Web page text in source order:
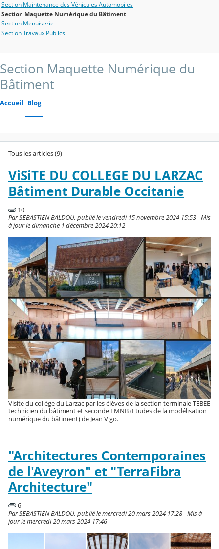
Section Maintenance des Véhicules Automobiles
Section Maquette Numérique du Bâtiment
Section Menuiserie
Section Travaux Publics
Section Maquette Numérique du
Bâtiment
Accueil Blog
Tous les articles (9)
ViSiTE DU COLLEGE DU LARZAC
Bâtiment Durable Occitanie
10
Par SEBASTIEN BALDOU, publié le vendredi 15 novembre 2024 15:53 - Mis
à jour le dimanche 1 décembre 2024 20:12
Visite du collège du Larzac par les élèves de la section terminale TEBEE
technicien du bâtiment et seconde EMNB (Etudes de la modélisation
numérique du bâtiment) de Jean Vigo.
"Architectures Contemporaines
de l'Aveyron" et "TerraFibra
Architecture"
6
Par SEBASTIEN BALDOU, publié le mercredi 20 mars 2024 17:28 - Mis à
jour le mercredi 20 mars 2024 17:46